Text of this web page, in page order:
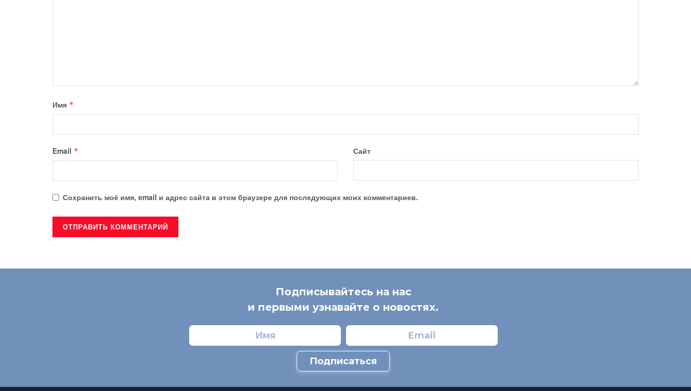
Имя *
Email * Сайт
Сохранить моё имя, email и адрес сайта в этом браузере для последующих моих комментариев.
Подписывайтесь на нас
и первыми узнавайте о новостях.
Подписаться